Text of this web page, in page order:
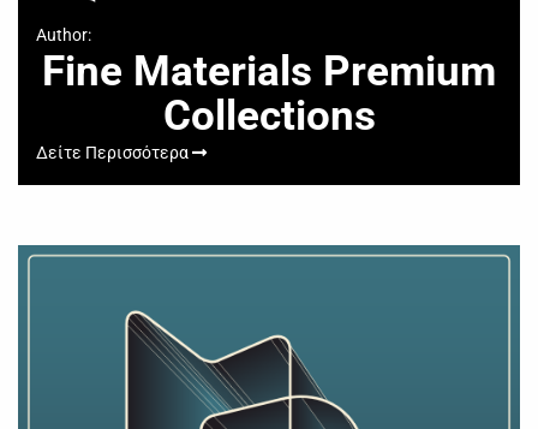
Author:
Fine Materials Premium
Collections
Δείτε Περισσότερα